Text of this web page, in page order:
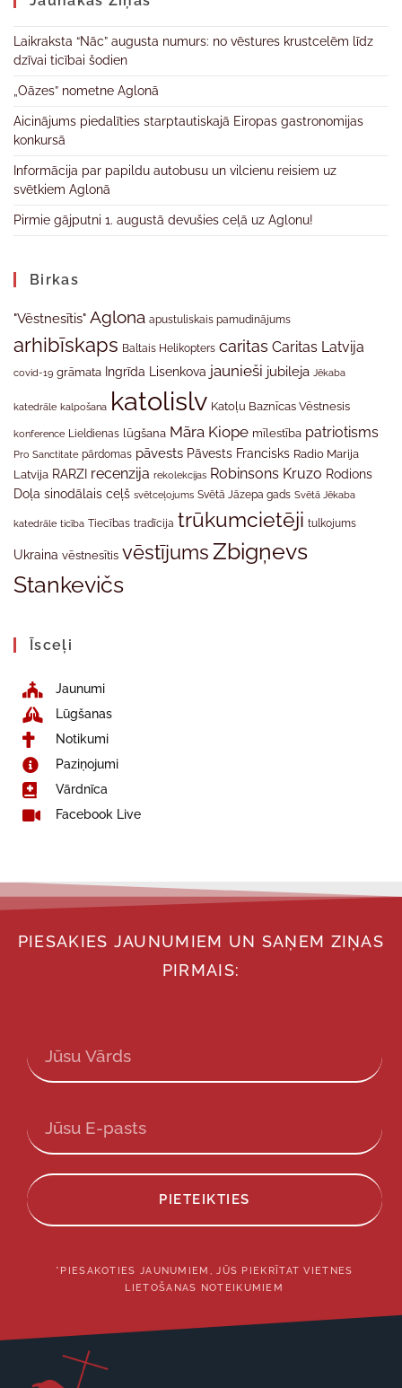
Laikraksta “Nāc” augusta numurs: no vēstures krustcelēm līdz
dzīvai ticībai šodien
„Oāzes” nometne Aglonā
Aicinājums piedalīties starptautiskajā Eiropas gastronomijas
konkursā
Informācija par papildu autobusu un vilcienu reisiem uz
svētkiem Aglonā
Pirmie gājputni 1. augustā devušies ceļā uz Aglonu!
Birkas
"Vēstnesītis" Aglona apustuliskais pamudinājums
arhibīskaps Baltais Helikopters caritas Caritas Latvija
covid-19 grāmata Ingrīda Lisenkova jaunieši jubileja Jēkaba
katedrāle kalpošana katolislv Katoļu Baznīcas Vēstnesis
konference Lieldienas lūgšana Māra Kiope mīlestība patriotisms
Pro Sanctitate pārdomas pāvests Pāvests Francisks Radio Marija
Latvija RARZI recenzija rekolekcijas Robinsons Kruzo Rodions
Doļa sinodālais ceļš svētceļojums Svētā Jāzepa gads Svētā Jēkaba
katedrāle ticība Tiecības tradīcija trūkumcietēji tulkojums
Ukraina vēstnesītis vēstījumsZbigņevs
Stankevičs
Īsceļi
Jaunumi
Lūgšanas
Notikumi
Paziņojumi
Vārdnīca
Facebook Live
PIESAKIES JAUNUMIEM UN SAŅEM ZIŅAS
PIRMAIS:
PIETEIKTIES
*PIESAKOTIES JAUNUMIEM, JŪS PIEKRĪTAT VIETNES
LIETOŠANAS NOTEIKUMIEM